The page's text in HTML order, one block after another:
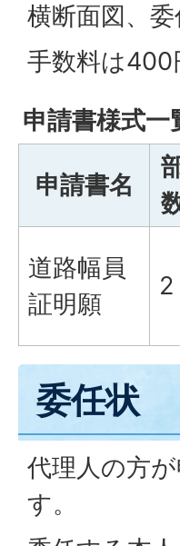
横断面図、
手数料は400
申請書様式一
申請書名
道路幅員
証明願
2
委任状
代理人の方
す。